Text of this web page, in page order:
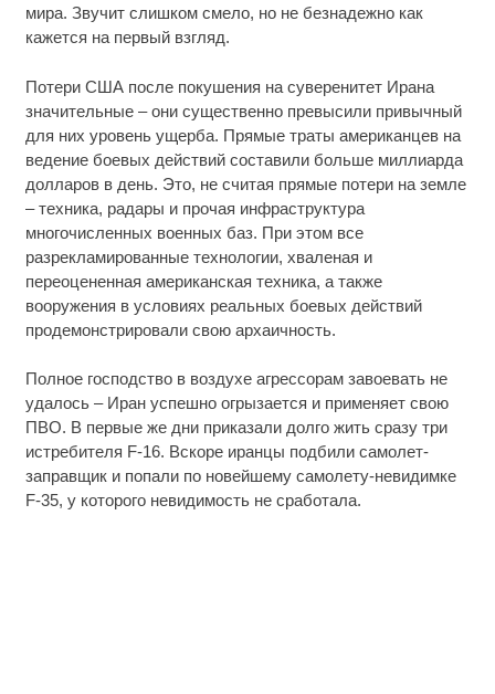
мира. Звучит слишком смело, но не безнадежно как
кажется на первый взгляд.
Потери США после покушения на суверенитет Ирана
значительные – они существенно превысили привычный
для них уровень ущерба. Прямые траты американцев на
ведение боевых действий составили больше миллиарда
долларов в день. Это, не считая прямые потери на земле
– техника, радары и прочая инфраструктура
многочисленных военных баз. При этом все
разрекламированные технологии, хваленая и
переоцененная американская техника, а также
вооружения в условиях реальных боевых действий
продемонстрировали свою архаичность.
Полное господство в воздухе агрессорам завоевать не
удалось – Иран успешно огрызается и применяет свою
ПВО. В первые же дни приказали долго жить сразу три
истребителя F-16. Вскоре иранцы подбили самолет-
заправщик и попали по новейшему самолету-невидимке
F-35, у которого невидимость не сработала.
Чем чревато разведение кур и коз на дачном
участке